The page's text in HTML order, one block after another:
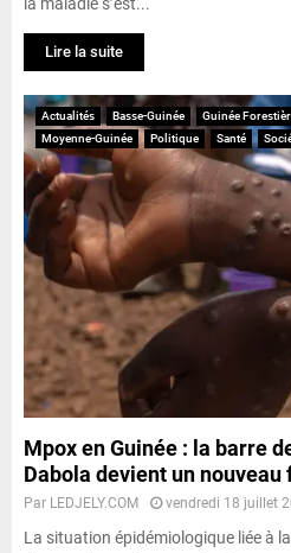
Lire la suite
Actualités Basse-Guinée Guinée
Moyenne-Guinée
Politique Santé
Mpox en Guinée : la barre
Dabola devient un
Par LEDJELY.COM vendredi 18 juillet
La situation épidémiologique liée à